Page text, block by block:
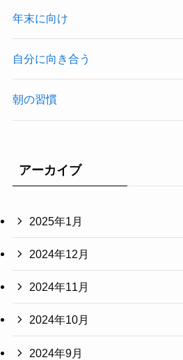
年末に向け
自分に向き合う
朝の習慣
アーカイブ
2025年1月
2024年12月
2024年11月
2024年10月
2024年9月